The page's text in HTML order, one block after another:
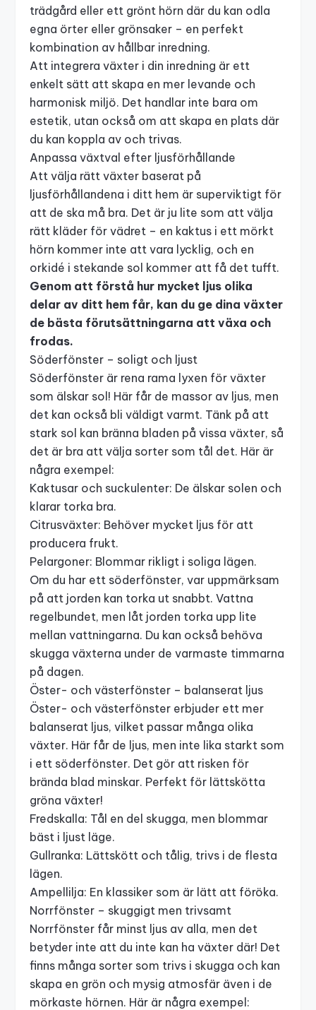
trädgård eller ett grönt hörn där du kan odla
egna örter eller grönsaker – en perfekt
kombination av hållbar inredning.
Att integrera växter i din inredning är ett
enkelt sätt att skapa en mer levande och
harmonisk miljö. Det handlar inte bara om
estetik, utan också om att skapa en plats där
du kan koppla av och trivas.
Anpassa växtval efter ljusförhållande
Att välja rätt växter baserat på
ljusförhållandena i ditt hem är superviktigt för
att de ska må bra. Det är ju lite som att välja
rätt kläder för vädret – en kaktus i ett mörkt
hörn kommer inte att vara lycklig, och en
orkidé i stekande sol kommer att få det tufft.
Genom att förstå hur mycket ljus olika
delar av ditt hem får, kan du ge dina växter
de bästa förutsättningarna att växa och
frodas.
Söderfönster – soligt och ljust
Söderfönster är rena rama lyxen för växter
som älskar sol! Här får de massor av ljus, men
det kan också bli väldigt varmt. Tänk på att
stark sol kan bränna bladen på vissa växter, så
det är bra att välja sorter som tål det. Här är
några exempel:
Kaktusar och suckulenter: De älskar solen och
klarar torka bra.
Citrusväxter: Behöver mycket ljus för att
producera frukt.
Pelargoner: Blommar rikligt i soliga lägen.
Om du har ett söderfönster, var uppmärksam
på att jorden kan torka ut snabbt. Vattna
regelbundet, men låt jorden torka upp lite
mellan vattningarna. Du kan också behöva
skugga växterna under de varmaste timmarna
på dagen.
Öster- och västerfönster – balanserat ljus
Öster- och västerfönster erbjuder ett mer
balanserat ljus, vilket passar många olika
växter. Här får de ljus, men inte lika starkt som
i ett söderfönster. Det gör att risken för
brända blad minskar. Perfekt för lättskötta
gröna växter!
Fredskalla: Tål en del skugga, men blommar
bäst i ljust läge.
Gullranka: Lättskött och tålig, trivs i de flesta
lägen.
Ampellilja: En klassiker som är lätt att föröka.
Norrfönster – skuggigt men trivsamt
Norrfönster får minst ljus av alla, men det
betyder inte att du inte kan ha växter där! Det
finns många sorter som trivs i skugga och kan
skapa en grön och mysig atmosfär även i de
mörkaste hörnen. Här är några exempel: